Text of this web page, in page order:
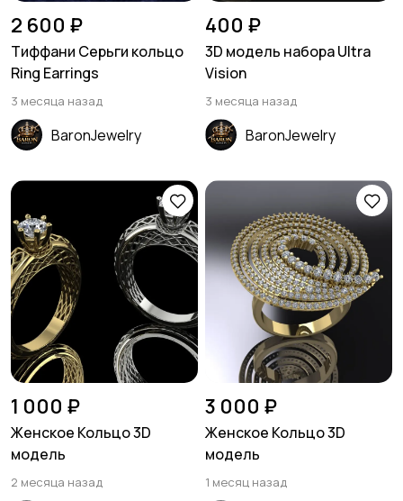
2 600 ₽
Тиффани Серьги кольцо
Ring Earrings
3 месяца назад
BaronJewelry
400 ₽
3D модель набора Ultra
Vision
3 месяца назад
BaronJewelry
1 000 ₽
Женское Кольцо 3D
модель
2 месяца назад
3 000 ₽
Женское Кольцо 3D
модель
1 месяц назад